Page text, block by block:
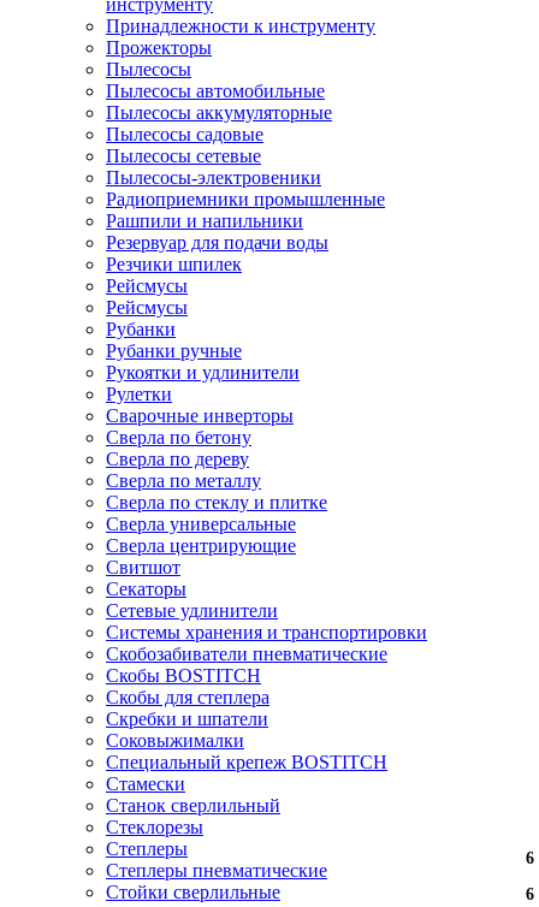
инструменту
Принадлежности к инструменту
Прожекторы
Пылесосы
Пылесосы автомобильные
Пылесосы аккумуляторные
Пылесосы садовые
Пылесосы сетевые
Пылесосы-электровеники
Радиоприемники промышленные
Рашпили и напильники
Резервуар для подачи воды
Резчики шпилек
Рейсмусы
Рейсмусы
Рубанки
Рубанки ручные
Рукоятки и удлинители
Рулетки
Сварочные инверторы
Сверла по бетону
Сверла по дереву
Сверла по металлу
Сверла по стеклу и плитке
Сверла универсальные
Сверла центрирующие
Свитшот
Секаторы
Сетевые удлинители
Системы хранения и транспортировки
Скобозабиватели пневматические
Скобы BOSTITCH
Скобы для степлера
Скребки и шпатели
Соковыжималки
Специальный крепеж BOSTITCH
Стамески
Станок сверлильный
Стеклорезы
Степлеры
Степлеры пневматические
Стойки сверлильные
6
6
6
6
6
6
6
6
6
6
6
6
6
6
6
6
6
6
6
6
6
6
6
6
6
6
6
6
6
6
6
6
6
6
6
6